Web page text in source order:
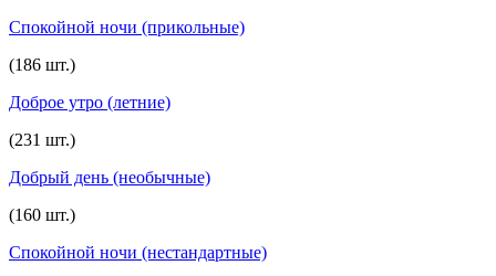
Спокойной ночи (прикольные)
(186 шт.)
Доброе утро (летние)
(231 шт.)
Добрый день (необычные)
(160 шт.)
Спокойной ночи (нестандартные)